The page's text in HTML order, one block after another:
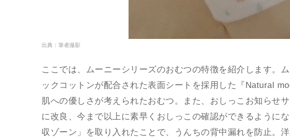
出典：筆者撮影
ここでは、ムーニーシリーズのおむつの特徴を紹介します。
ックコットンが配合された表面シートを採用した『Natural
肌への優しさが考えられたおむつ。また、おしっこお知らせ
に改良、今まで以上に素早くおしっこの確認ができるように
収ゾーン」を取り入れたことで、うんちの背中漏れを防止。